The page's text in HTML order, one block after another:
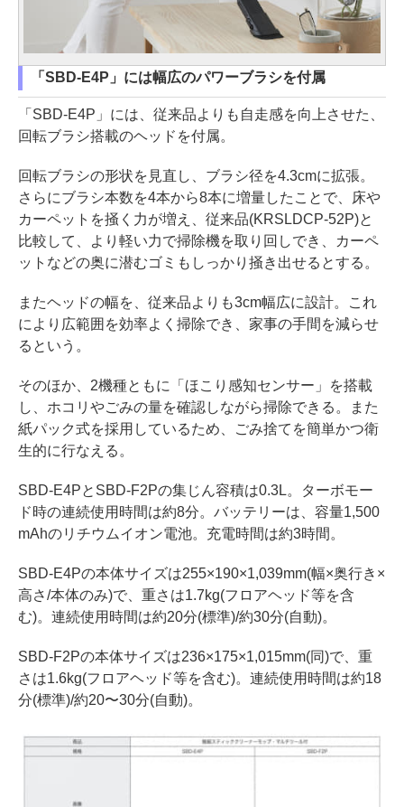
「SBD-E4P」には幅広のパワーブラシを付属
「SBD-E4P」には、従来品よりも自走感を向上させた、
回転ブラシ搭載のヘッドを付属。
回転ブラシの形状を見直し、ブラシ径を4.3cmに拡張。
さらにブラシ本数を4本から8本に増量したことで、床や
カーペットを掻く力が増え、従来品(KRSLDCP-52P)と
比較して、より軽い力で掃除機を取り回しでき、カーペ
ットなどの奥に潜むゴミもしっかり掻き出せるとする。
またヘッドの幅を、従来品よりも3cm幅広に設計。これ
により広範囲を効率よく掃除でき、家事の手間を減らせ
るという。
そのほか、2機種ともに「ほこり感知センサー」を搭載
し、ホコリやごみの量を確認しながら掃除できる。また
紙パック式を採用しているため、ごみ捨てを簡単かつ衛
生的に行なえる。
SBD-E4PとSBD-F2Pの集じん容積は0.3L。ターボモー
ド時の連続使用時間は約8分。バッテリーは、容量1,500
mAhのリチウムイオン電池。充電時間は約3時間。
SBD-E4Pの本体サイズは255×190×1,039mm(幅×奥行き×
高さ/本体のみ)で、重さは1.7kg(フロアヘッド等を含
む)。連続使用時間は約20分(標準)/約30分(自動)。
SBD-F2Pの本体サイズは236×175×1,015mm(同)で、重
さは1.6kg(フロアヘッド等を含む)。連続使用時間は約18
分(標準)/約20〜30分(自動)。